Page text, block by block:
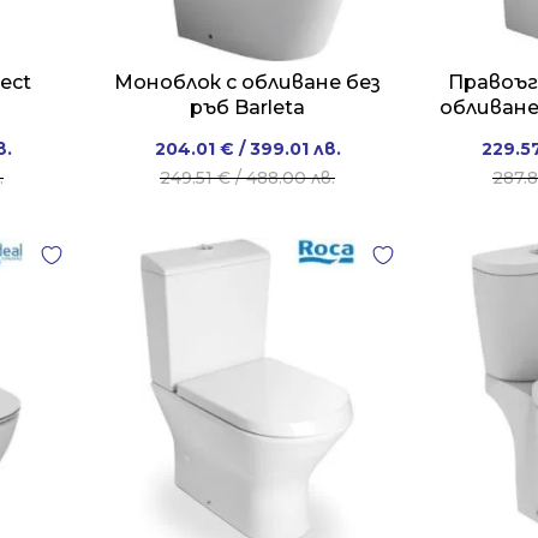
Моноблок с обливане без
ръб Barleta
249.51€/ 488.00 лв.
Original
price
249.51 €
/
204.01 € / 399.01 лв.
Current
price
204.01 €
/